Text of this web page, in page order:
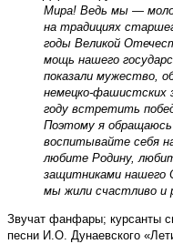
Мира! Ведь мы —
на традициях
годы Великой
мощь нашего
показали мужество,
немецко-фашистских
году встретить
Поэтому я обращаюсь
воспитывайте себя
любите Родину,
защитниками нашего
мы жили счастливо и
Звучат фанфары; курсанты
песни И.О. Дунаевского